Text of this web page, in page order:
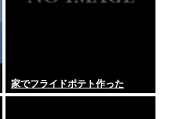
家でフライドポテト作った